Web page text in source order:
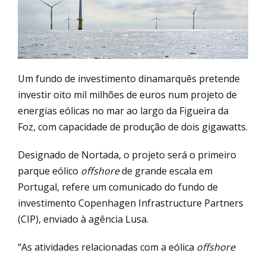
Um fundo de investimento dinamarquês pretende
investir oito mil milhões de euros num projeto de
energias eólicas no mar ao largo da Figueira da
Foz, com capacidade de produção de dois gigawatts.
Designado de Nortada, o projeto será o primeiro
parque eólico offshorede grande escala em
Portugal, refere um comunicado do fundo de
investimento Copenhagen Infrastructure Partners
(CIP), enviado à agência Lusa.
“As atividades relacionadas com a eólica offshore